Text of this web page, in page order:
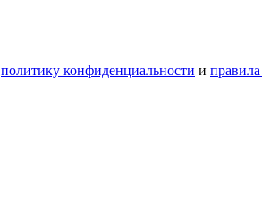
политику конфиденциальности и правила